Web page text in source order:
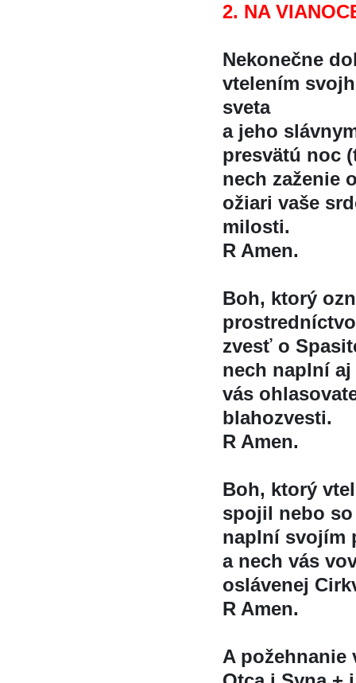
2. NA
Nekonečne
vtelením
sveta
a jeho
presvätú noc
nech zaženie
ožiari vaše
milosti.
R Amen.
Boh, ktorý
zvesť o
nech naplní
vás
blahozvesti.
R Amen.
Boh, ktorý
spojil nebo
naplní svojím
a nech vás
oslávenej
R Amen.
A požehnanie